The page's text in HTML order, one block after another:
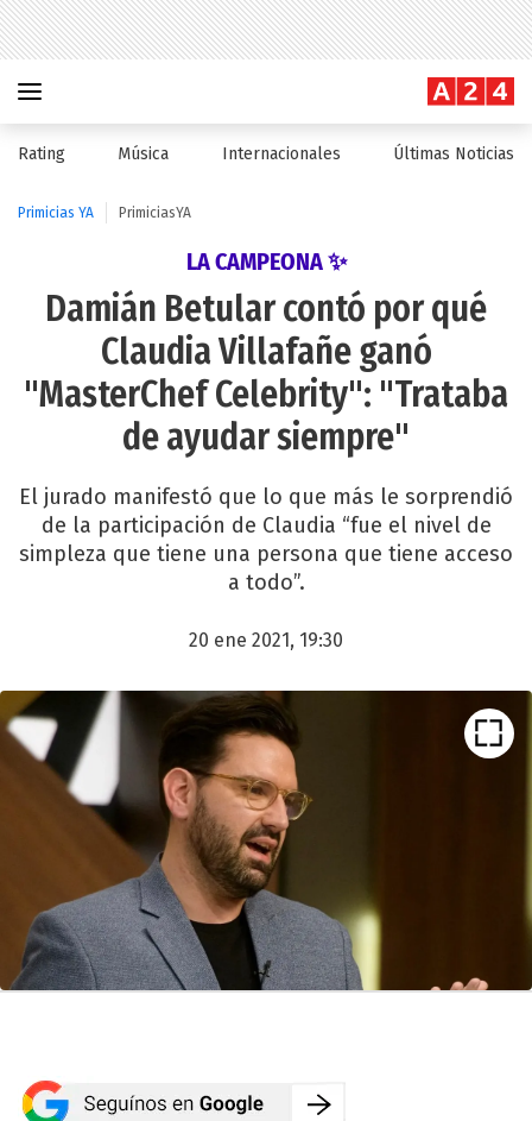
Rating Música Internacionales Últimas Noticias
Primicias YA PrimiciasYA
LA CAMPEONA ✨
Damián Betular contó por qué
Claudia Villafañe ganó
"MasterChef Celebrity": "Trataba
de ayudar siempre"
El jurado manifestó que lo que más le sorprendió
de la participación de Claudia “fue el nivel de
simpleza que tiene una persona que tiene acceso
a todo”.
20 ene 2021, 19:30